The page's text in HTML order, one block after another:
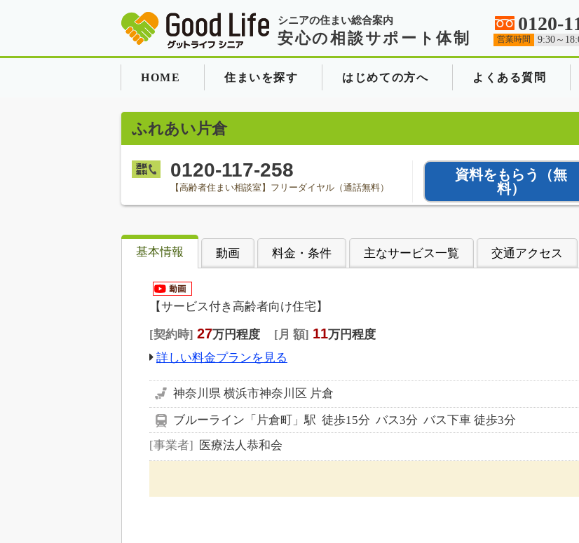
シニアの住まい総合案内
安心の相談サポート体制
0120-
営業時間 9:30～
HOME 住まいを探す はじめての方へ よくある質問
ふれあい片倉
0120-117-258
【高齢者住まい相談室】フリーダイヤル（通話無料）
資料をもらう
（無
料）
基本情報 動画 料金・条件 主なサービス一覧 交通アクセス
【サービス付き高齢者向け住宅】
契約時 27万円程度 月 額 11万円程度
詳しい料金プランを見る
神奈川県 横浜市神奈川区 片倉
ブルーライン「片倉町」駅 徒歩15分 バス3分 バス下車 徒歩3分
事業者
医療法人恭和会